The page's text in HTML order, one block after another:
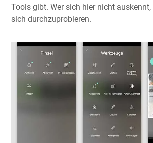
Tools gibt. Wer sich hier nicht
sich durchzuprobieren.